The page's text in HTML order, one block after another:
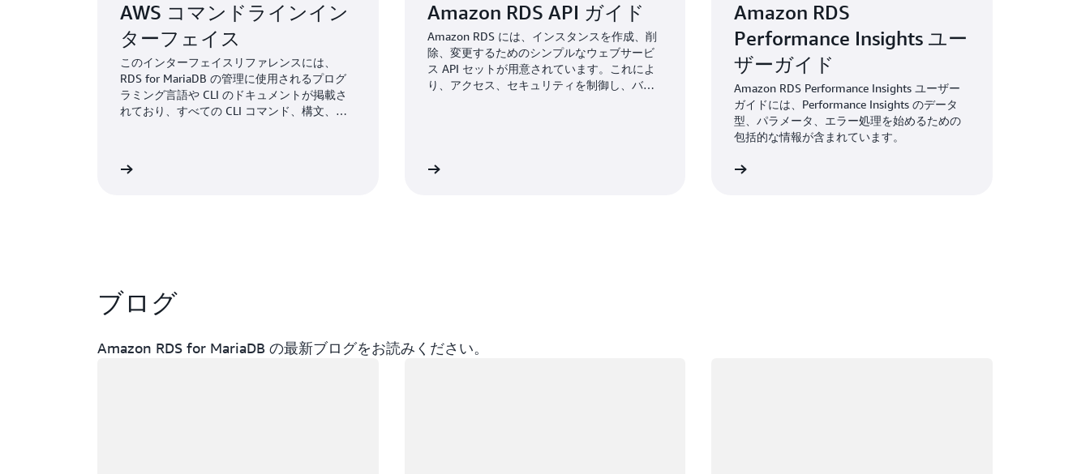
AWS コマンドラインイン
ターフェイス
このインターフェイスリファレンスには、
RDS for MariaDB の管理に使用されるプログ
ラミング言語や CLI のドキュメントが掲載さ
れており、すべての CLI コマンド、構文、一
Amazon RDS API ガイド
Amazon RDS には、インスタンスを作成、削
除、変更するためのシンプルなウェブサービ
ス API セットが用意されています。これによ
り、アクセス、セキュリティを制御し、バッ
Amazon RDS
Performance Insights ユー
ザーガイド
Amazon RDS Performance Insights ユーザー
ガイドには、Performance Insights のデータ
型、パラメータ、エラー処理を始めるための
包括的な情報が含まれています。
ブログ
Amazon RDS for MariaDB の最新ブログをお読みください。